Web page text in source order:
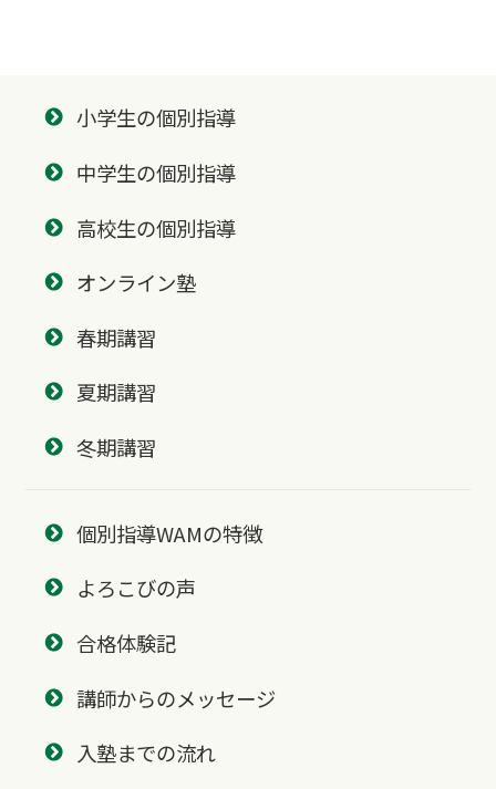
小学生の個別指導
中学生の個別指導
高校生の個別指導
オンライン塾
春期講習
夏期講習
冬期講習
個別指導WAMの特徴
よろこびの声
合格体験記
講師からのメッセージ
入塾までの流れ